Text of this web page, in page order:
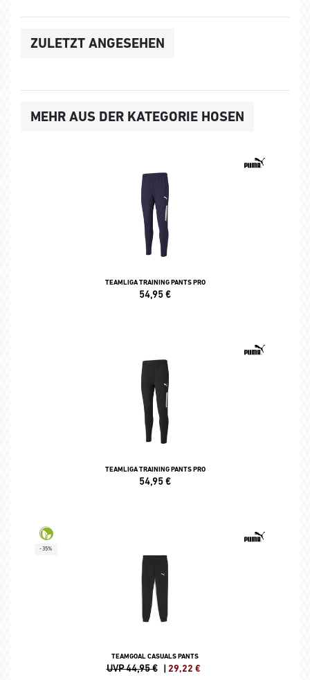
ZULETZT ANGESEHEN
MEHR AUS DER KATEGORIE HOSEN
TEAMLIGA TRAINING PANTS PRO
54,95€
TEAMLIGA TRAINING PANTS PRO
54,95€
-35%
TEAMGOAL CASUALS PANTS
UVP 44,95 € | 29,22 €